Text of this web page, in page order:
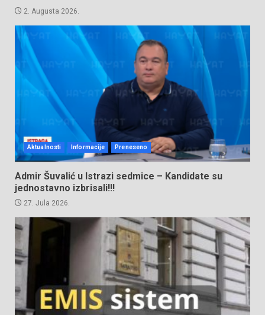
2. Augusta 2026.
Aktualnosti Informacije Preneseno
Admir Šuvalić u Istrazi sedmice – Kandidate su
jednostavno izbrisali!!!
27. Jula 2026.